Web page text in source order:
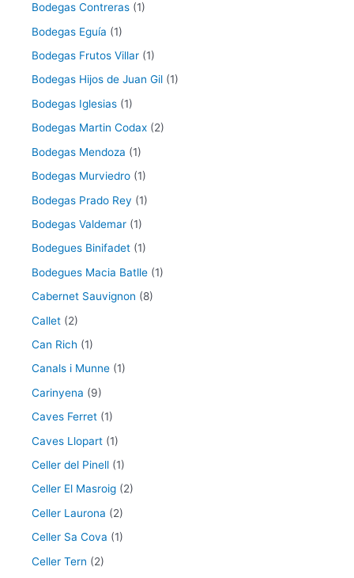
Bodegas Contreras (1)
Bodegas Eguía (1)
Bodegas Frutos Villar (1)
Bodegas Hijos de Juan Gil (1)
Bodegas Iglesias (1)
Bodegas Martin Codax (2)
Bodegas Mendoza (1)
Bodegas Murviedro (1)
Bodegas Prado Rey (1)
Bodegas Valdemar (1)
Bodegues Binifadet (1)
Bodegues Macia Batlle (1)
Cabernet Sauvignon (8)
Callet (2)
Can Rich (1)
Canals i Munne (1)
Carinyena (9)
Caves Ferret (1)
Caves Llopart (1)
Celler del Pinell (1)
Celler El Masroig (2)
Celler Laurona (2)
Celler Sa Cova (1)
Celler Tern (2)